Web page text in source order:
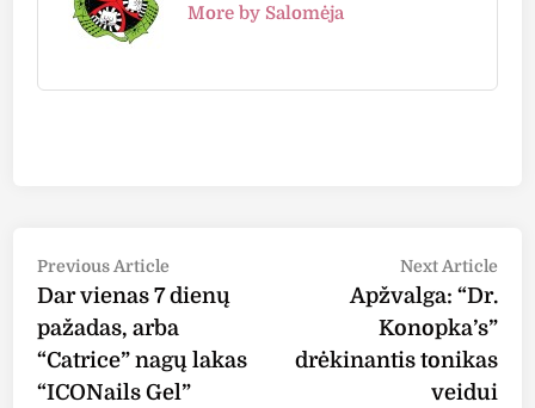
More by Salomėja
Post
navigation
Previous Article
article:
Dar vienas 7 dienų
pažadas, arba
“Catrice” nagų lakas
“ICONails Gel”
Next Article
Apžvalga: “Dr.
Konopka’s”
drėkinantis tonikas
veidui